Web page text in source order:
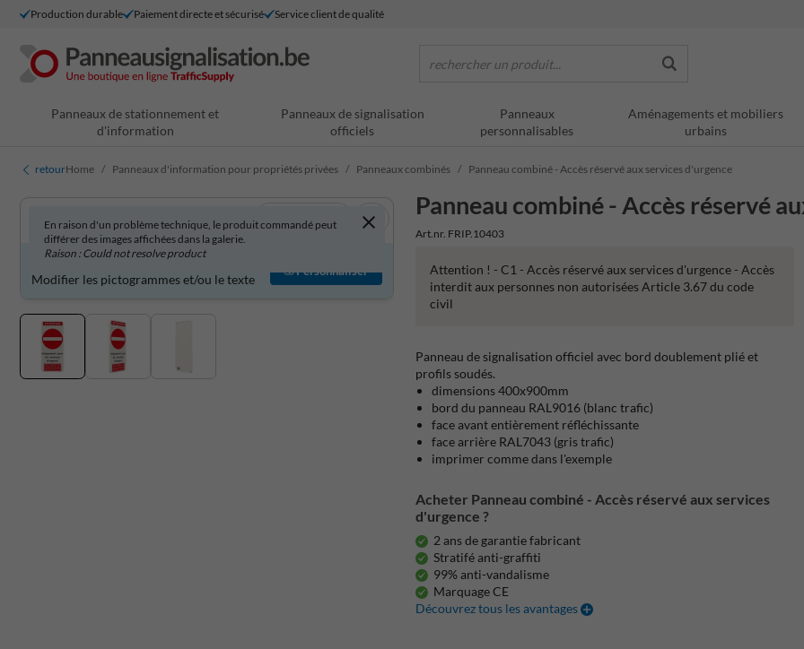
Production durable Paiement directe et sécurisé Service client de qualité
rechercher un produit...
Panneaux de stationnement et
d'information
Panneaux de signalisation
officiels
Panneaux
personnalisables
Aménagements et mobiliers
urbains
retourHome Panneaux d'information pour propriétés privées Panneaux combinés Panneau combiné - Accès réservé aux services d'urgence
Panneau combiné - Accès réservé
Art.nr. FRIP.10403
En raison d'un problème technique, le produit commandé peut
différer des images affichées dans la galerie.
Raison : Could not resolve product
Voir en 3D
Produit personnalisable ?
Modifier les pictogrammes et/ou le texte
Personnaliser
Attention ! - C1 - Accès réservé aux services d'urgence - Accès
interdit aux personnes non autorisées Article 3.67 du code
civil
Panneau de signalisation officiel avec bord doublement plié et
profils soudés.
dimensions 400x900mm
bord du panneau RAL9016 (blanc trafic)
face avant entièrement réfléchissante
face arrière RAL7043 (gris trafic)
imprimer comme dans l'exemple
Acheter Panneau combiné - Accès réservé aux services
d'urgence ?
2 ans de garantie fabricant
Stratifé anti-graffiti
99% anti-vandalisme
Marquage CE
Découvrez tous les avantages